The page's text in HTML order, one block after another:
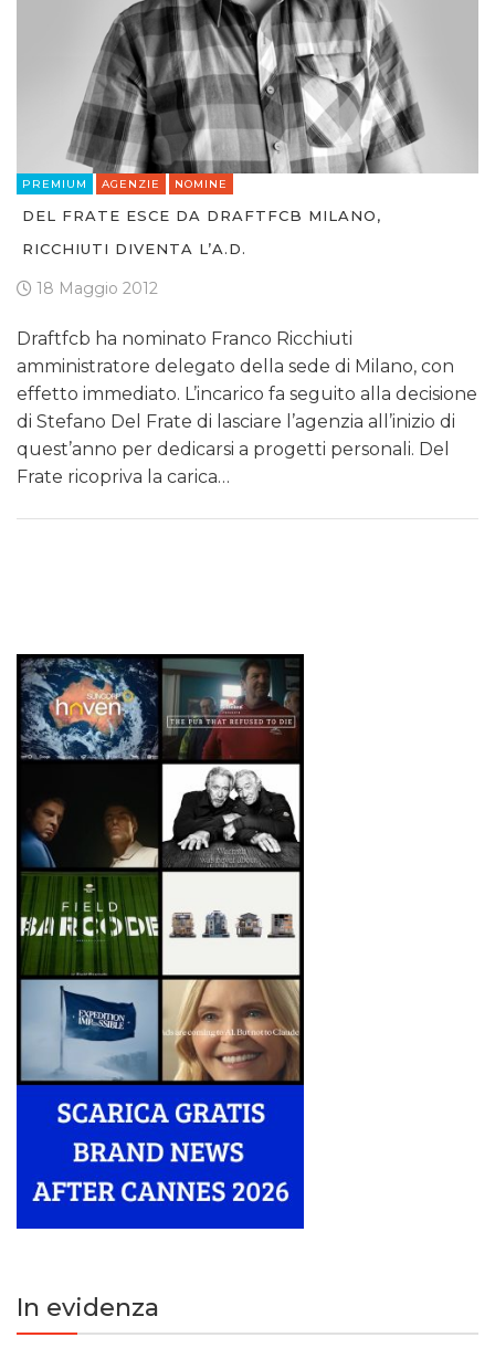
PREMIUM AGENZIE NOMINE
DEL FRATE ESCE DA DRAFTFCB MILANO,
RICCHIUTI DIVENTA L’A.D.
18 Maggio 2012
Draftfcb ha nominato Franco Ricchiuti
amministratore delegato della sede di Milano, con
effetto immediato. L’incarico fa seguito alla decisione
di Stefano Del Frate di lasciare l’agenzia all’inizio di
quest’anno per dedicarsi a progetti personali. Del
Frate ricopriva la carica…
In evidenza